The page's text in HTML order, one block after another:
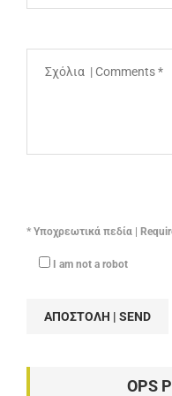
* Υποχρεωτικά πεδία |
I am not a robot
OPS